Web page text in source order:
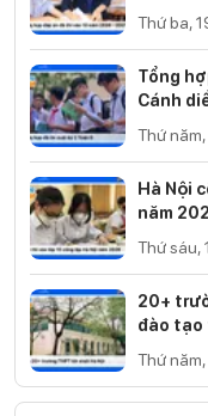
Thứ ba,
Tổng
Cánh
Thứ
Hà Nội
năm
Thứ sáu,
20+
đào
Thứ